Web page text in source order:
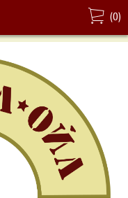
(0)